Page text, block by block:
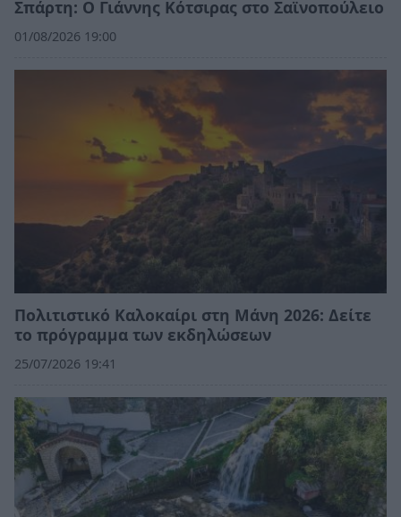
Σπάρτη: Ο Γιάννης Κότσιρας στο Σαϊνοπούλειο
01/08/2026 19:00
Πολιτιστικό Καλοκαίρι στη Μάνη 2026: Δείτε
το πρόγραμμα των εκδηλώσεων
25/07/2026 19:41